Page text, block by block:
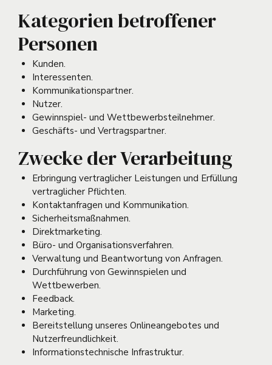
Kategorien betroffener
Personen
Kunden.
Interessenten.
Kommunikationspartner.
Nutzer.
Gewinnspiel- und Wettbewerbsteilnehmer.
Geschäfts- und Vertragspartner.
Zwecke der Verarbeitung
Erbringung vertraglicher Leistungen und Erfüllung
vertraglicher Pflichten.
Kontaktanfragen und Kommunikation.
Sicherheitsmaßnahmen.
Direktmarketing.
Büro- und Organisationsverfahren.
Verwaltung und Beantwortung von Anfragen.
Durchführung von Gewinnspielen und
Wettbewerben.
Feedback.
Marketing.
Bereitstellung unseres Onlineangebotes und
Nutzerfreundlichkeit.
Informationstechnische Infrastruktur.